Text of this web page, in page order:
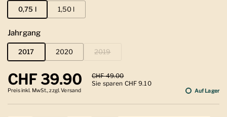
0,75 l 1,50 l
Jahrgang
2017 2020 2019
Regulärer Preis
CHF 39.90 Sale-Preis
CHF 49.00
Sie sparen CHF 9.10
Preis inkl. MwSt., zzgl. Versand Auf Lager